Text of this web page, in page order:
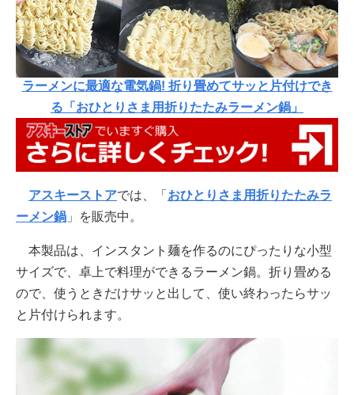
ラーメンに最適な電気鍋! 折り畳めてサッと片付けでき
る「おひとりさま用折りたたみラーメン鍋」
アスキーストアでは、「 おひとりさま用折りたたみラ
ーメン鍋 」を販売中。
本製品は、インスタント麺を作るのにぴったりな小型
サイズで、卓上で料理ができるラーメン鍋。折り畳める
ので、使うときだけサッと出して、使い終わったらサッ
と片付けられます。